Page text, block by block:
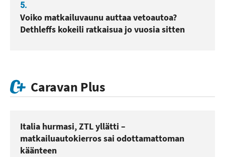
5.
Voiko matkailuvaunu auttaa vetoautoa?
Dethleffs kokeili ratkaisua jo vuosia sitten
Caravan Plus
Italia hurmasi, ZTL yllätti –
matkailuautokierros sai odottamattoman
käänteen